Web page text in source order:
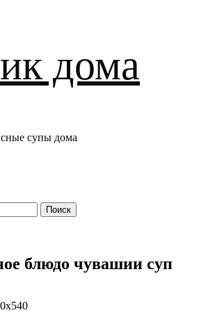
дома
супы дома
блюдо чувашии суп